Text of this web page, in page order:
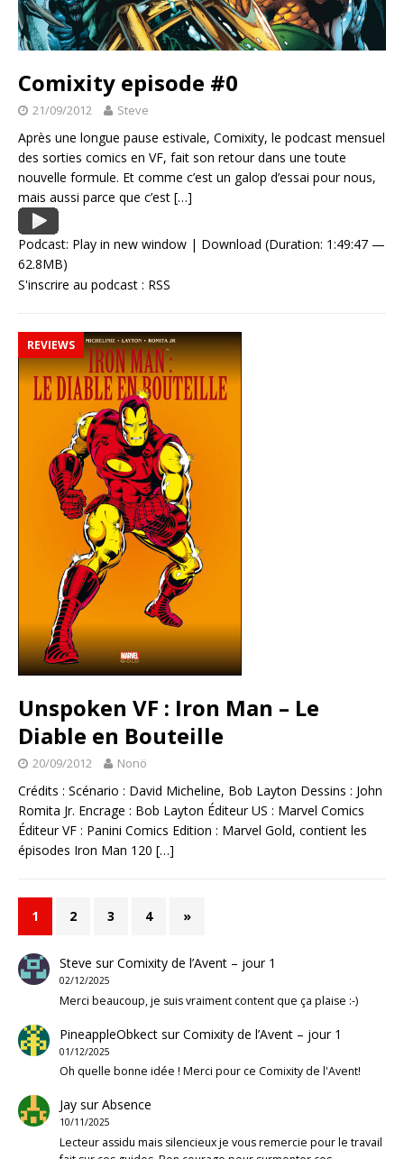
Comixity episode #0
21/09/2012 Steve
Après une longue pause estivale, Comixity, le podcast mensuel
des sorties comics en VF, fait son retour dans une toute
nouvelle formule. Et comme c’est un galop d’essai pour nous,
mais aussi parce que c’est […]
Podcast: Play in new window | Download (Duration: 1:49:47 —
62.8MB)
S'inscrire au podcast : RSS
REVIEWS
Unspoken VF : Iron Man – Le
Diable en Bouteille
20/09/2012 Nonö
Crédits : Scénario : David Micheline, Bob Layton Dessins : John
Romita Jr. Encrage : Bob Layton Éditeur US : Marvel Comics
Éditeur VF : Panini Comics Edition : Marvel Gold, contient les
épisodes Iron Man 120 […]
1 2 3 4 »
Steve surComixity de l’Avent – jour 1
02/12/2025
Merci beaucoup, je suis vraiment content que ça plaise :-)
PineappleObkectsurComixity de l’Avent – jour 1
01/12/2025
Oh quelle bonne idée ! Merci pour ce Comixity de l'Avent!
JaysurAbsence
10/11/2025
Lecteur assidu mais silencieux je vous remercie pour le travail